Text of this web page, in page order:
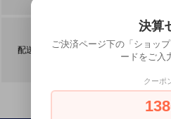
配送方法
レターパック・ゆうパ
西濃運輸・佐川急便
決算
ご決済ページ下の「ショッ
ードをご入
クーポ